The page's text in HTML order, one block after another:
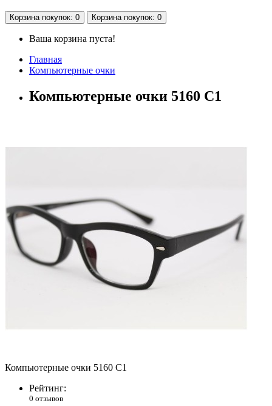
Корзинапокупок: 0 Корзинапокупок: 0
Ваша корзина пуста!
Главная
Компьютерные очки
Компьютерные очки 5160 С1
Компьютерные очки 5160 С1
Рейтинг:
0 отзывов